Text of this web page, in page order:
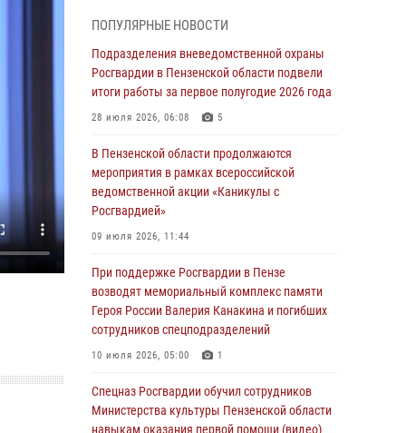
с вооружением и техникой Росгвардии
05 августа 2026, 06:15 6
В Пензе сотрудники Росгвардии оказали
помощь дезориентированному пенсионеру
В Пензе при силовой поддержке Росгвардии
пресечена деятельность ОПГ,
маскировавшейся под реабилитационный
центр (видео)
В Управлении Росгвардии по Пензенской
области подвели итоги работы за первое
полугодие 2026 года
04 августа 2026, 06:08
Росгвардия обеспечила безопасность
праздничных мероприятий в День ВДВ в
ПОПУЛЯРНЫЕ НОВОСТИ
Подразделения вневедомственной охраны
Росгвардии в Пензенской области подвели
итоги работы за первое полугодие 2026 года
28 июля 2026, 06:08 5
В Пензенской области продолжаются
мероприятия в рамках всероссийской
ведомственной акции «Каникулы с
Росгвардией»
09 июля 2026, 11:44
При поддержке Росгвардии в Пензе
возводят мемориальный комплекс памяти
Героя России Валерия Канакина и погибших
сотрудников спецподразделений
10 июля 2026, 05:00 1
Спецназ Росгвардии обучил сотрудников
Министерства культуры Пензенской области
навыкам оказания первой помощи (видео)